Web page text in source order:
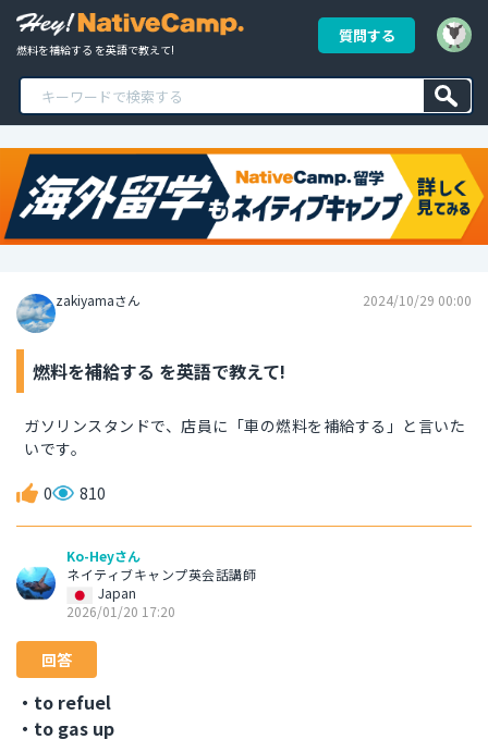
燃料を補給する を英語で教えて!
質問する
zakiyamaさん 2024/10/29 00:00
燃料を補給する を英語で教えて!
ガソリンスタンドで、店員に「車の燃料を補給する」と言いた
いです。
0 810
Ko-Heyさん
ネイティブキャンプ英会話講師
Japan
2026/01/20 17:20
回答
・to refuel
・to gas up